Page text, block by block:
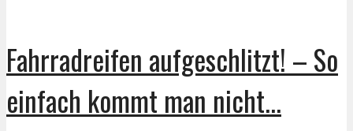
Fahrradreifen aufgeschlitzt! – So
einfach kommt man nicht...